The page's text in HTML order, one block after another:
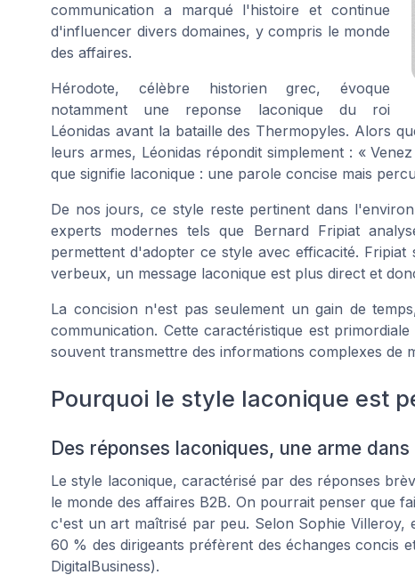
communication a marqué l'histoire et continue
d'influencer divers domaines, y compris le monde
des affaires.
Hérodote, célèbre historien grec, évoque
notamment une reponse laconique du roi
Léonidas avant la bataille des Thermopyles. Alors
leurs armes, Léonidas répondit simplement : «
que signifie laconique : une parole concise mais
De nos jours, ce style reste pertinent dans
experts modernes tels que Bernard Fripiat
permettent d'adopter ce style avec efficacité.
verbeux, un message laconique est plus direct et
La concision n'est pas seulement un gain de
communication. Cette caractéristique est
souvent transmettre des informations complexes de
Pourquoi le style laconique est
Des réponses laconiques, une arme dans
Le style laconique, caractérisé par des réponses
le monde des affaires B2B. On pourrait penser que
c'est un art maîtrisé par peu. Selon Sophie Villeroy,
60 % des dirigeants préfèrent des échanges concis
DigitalBusiness).